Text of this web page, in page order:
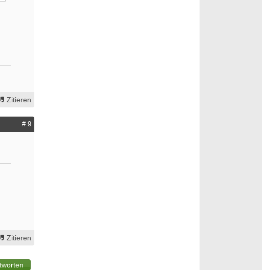
Zitieren
# 9
Zitieren